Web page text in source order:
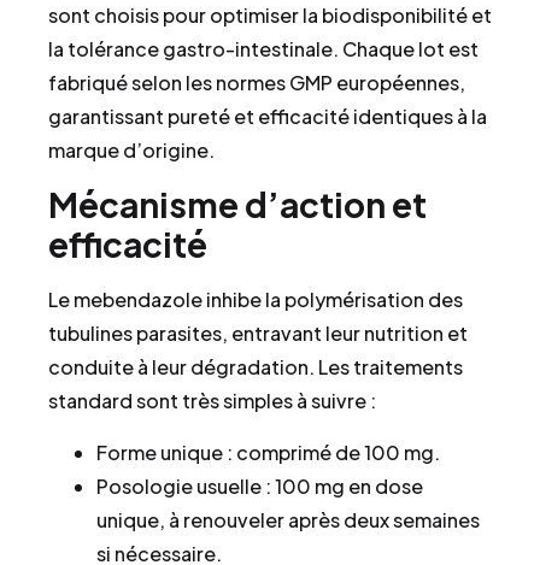
sont choisis pour optimiser la biodisponibilité et
la tolérance gastro-intestinale. Chaque lot est
fabriqué selon les normes GMP européennes,
garantissant pureté et efficacité identiques à la
marque d’origine.
Mécanisme d’action et
efficacité
Le mebendazole inhibe la polymérisation des
tubulines parasites, entravant leur nutrition et
conduite à leur dégradation. Les traitements
standard sont très simples à suivre :
Forme unique : comprimé de 100 mg.
Posologie usuelle : 100 mg en dose
unique, à renouveler après deux semaines
si nécessaire.